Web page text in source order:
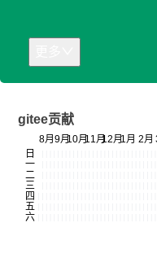
gitee贡献